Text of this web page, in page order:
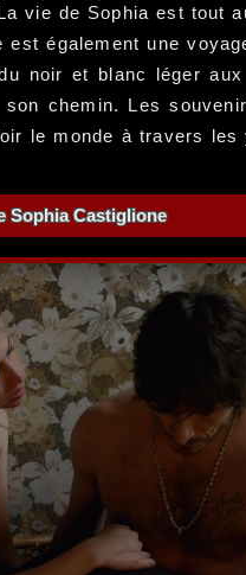
vie de Sophia est tout
également une
noir et blanc léger
chemin. Les
le monde à travers
Sophia Castiglione